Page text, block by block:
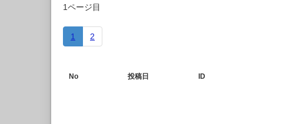
1ページ目
1 2
No 投稿日 ID